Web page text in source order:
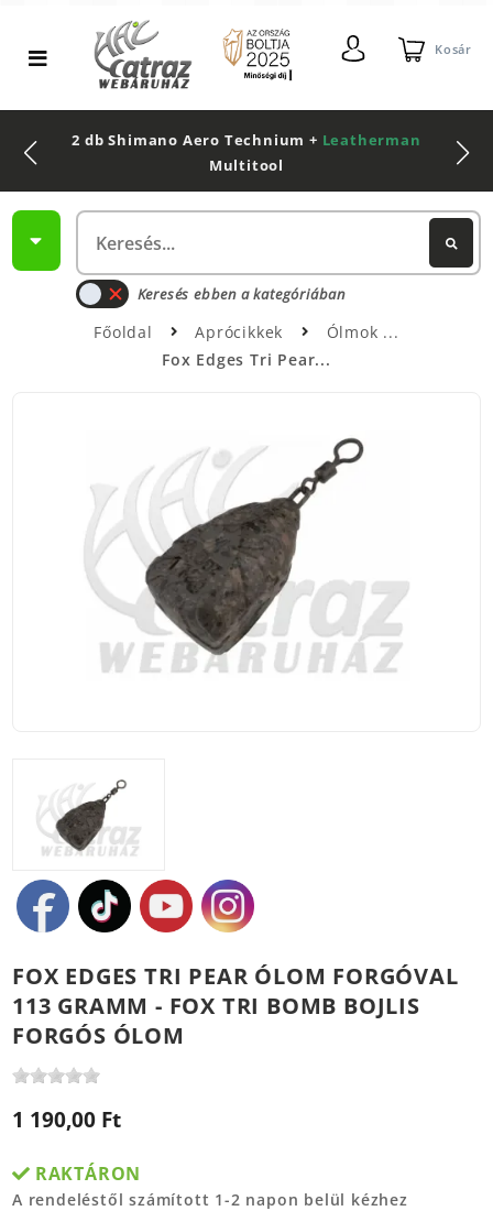
Kosár
2 db Shimano Aero Technium + Leatherman
Multitool
Keresés ebben a kategóriában
Főoldal Aprócikkek
Ólmok
Fox Edges Tri Pear...
FOX EDGES TRI PEAR ÓLOM FORGÓVAL
113 GRAMM - FOX TRI BOMB BOJLIS
FORGÓS ÓLOM
1 190,00 Ft
RAKTÁRON
A rendeléstől számított 1-2 napon belül kézhez